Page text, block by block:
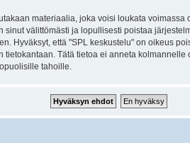
materiaalia, joka voisi loukata
välittömästi ja lopullisesti poistaa
Hyväksyt, että "SPL keskustelu" on oikeus
Tätä tietoa ei anneta
tahoille.